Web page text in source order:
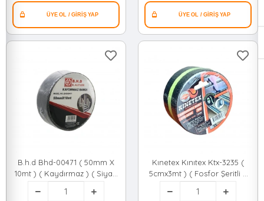
B.h.d Bhd-00471 ( 50mm X
10mt ) ( Kaydırmaz ) ( Siyah
) Bant ( Bandı )*36
Kınetex Kınıtex Ktx-3235 (
5cmx3mt ) ( Fosfor Şeritli &
Karanlıkta Parlar )
Kaydırmaz Siyah Bant (